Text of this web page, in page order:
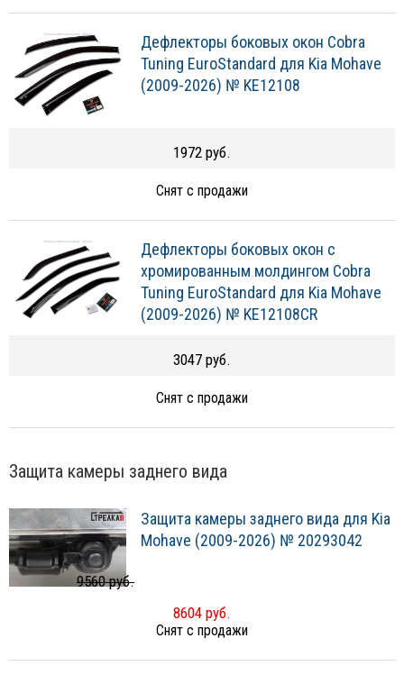
Дефлекторы боковых окон Cobra
Tuning EuroStandard для Kia Mohave
(2009-2026) № KE12108
1972 руб.
Снят с продажи
Дефлекторы боковых окон с
хромированным молдингом Cobra
Tuning EuroStandard для Kia Mohave
(2009-2026) № KE12108CR
3047 руб.
Снят с продажи
Защита камеры заднего вида
Защита камеры заднего вида для Kia
Mohave (2009-2026) № 20293042
9560 руб.
8604 руб.
Снят с продажи